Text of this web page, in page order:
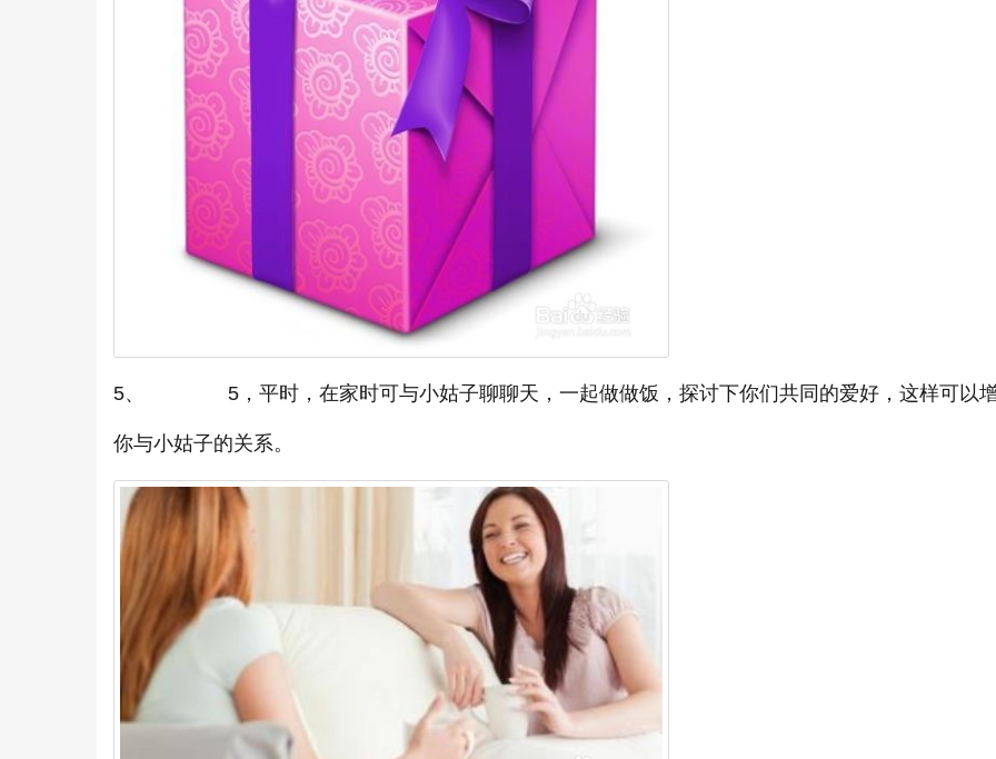
5、 5，平时，在家时可与小姑子聊聊天，一起做做饭，探讨下你们共同的爱好，这样可以
你与小姑子的关系。